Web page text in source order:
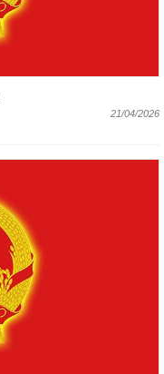
21/04/2026